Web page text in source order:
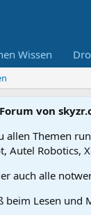
Wissen
von
allen Themen
Autel Robotics,
auch alle
beim Lesen und